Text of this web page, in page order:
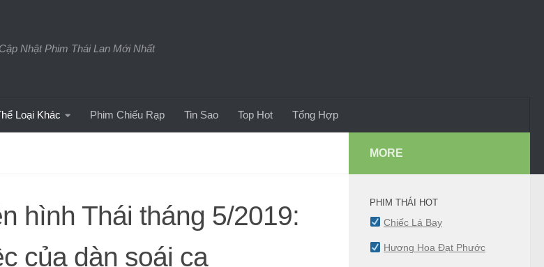
Nhật Phim Thái Lan Mới Nhất
Loại Khác Phim Chiếu Rạp Tin Sao Top Hot Tổng Hợp
hình Thái tháng 5/2019:
của dàn soái ca
MORE
PHIM THÁI HOT
Chiếc Lá Bay
Hương Hoa Đạt Phước